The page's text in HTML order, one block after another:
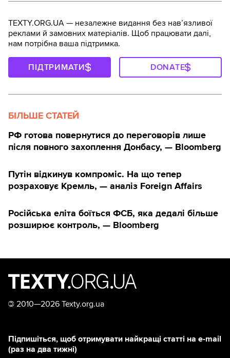
TEXTY.ORG.UA — незалежне видання без навʼязливої
реклами й замовних матеріалів. Щоб працювати далі,
нам потрібна ваша підтримка.
ПІДТРИМАТИ DONATE
БІЛЬШЕ СТАТЕЙ
РФ готова повернутися до переговорів лише
після повного захоплення Донбасу, — Bloomberg
Путін відкинув компроміс. На що тепер
розраховує Кремль, — аналіз Foreign Affairs
Російська еліта боїться ФСБ, яка дедалі більше
розширює контроль, — Bloomberg
© 2010—2026 Texty.org.ua
Підпишіться, щоб отримувати найкращі статті на e-mail
(раз на два тижні)